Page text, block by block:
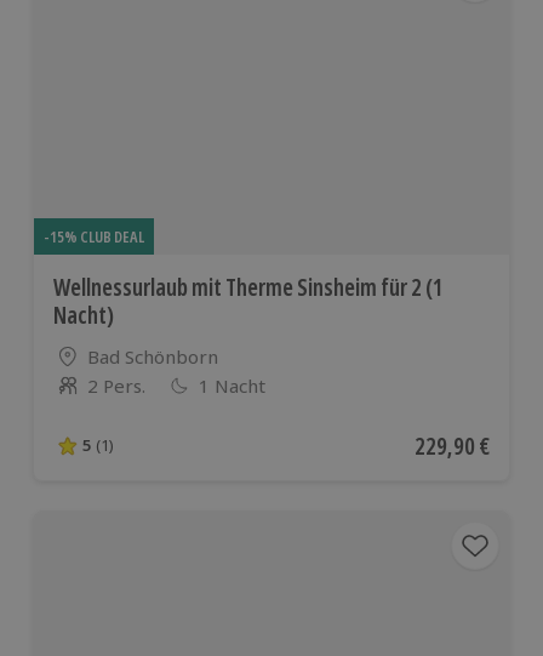
-15% CLUB DEAL
Wellnessurlaub mit Therme Sinsheim für 2 (1
Nacht)
Standort
Bad Schönborn
Anzahl der Teilnehmer
2 Pers. 1 Nacht
5 von 5 Sternen basierend auf 1 Bewertungen
5 (1) Aktueller Preis
229,90 €